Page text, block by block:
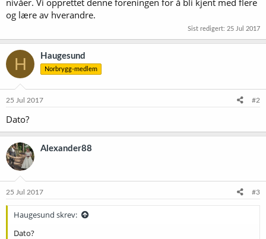
og lære av hverandre.
Sist redigert: 25 Jul 2017
H Haugesund
Norbrygg-medlem
25 Jul 2017 #2
Dato?
Alexander88
25 Jul 2017 #3
Haugesund skrev:
Dato?